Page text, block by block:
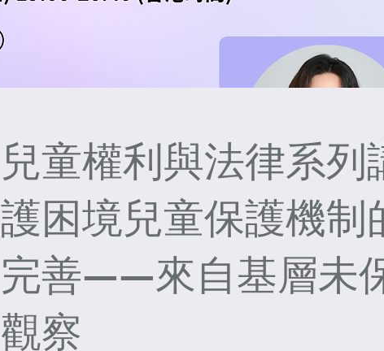
兒童權利與法律系列
護困境兒童保護機制
完善——來自基層未
觀察